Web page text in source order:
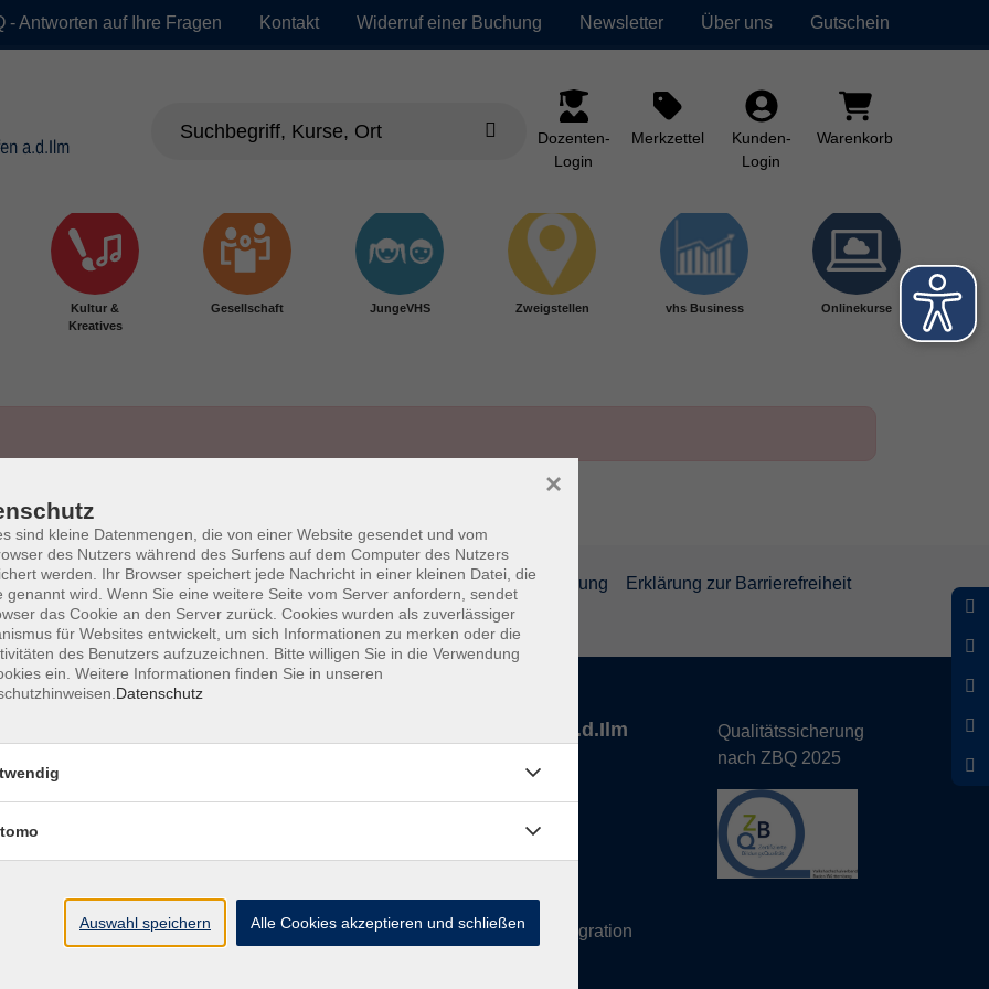
- Antworten auf Ihre Fragen Kontakt Widerruf einer Buchung Newsletter Über uns Gutschein
Dozenten-
Login
Merkzettel
Kunden-
Login
Warenkorb
Kultur &
Kreatives
Gesellschaft JungeVHS Zweigstellen vhs Business Onlinekurse
Geschäftsbedingungen AGB Datenschutzerklärung Widerrufsbelehrung Erklärung zur Barrierefreiheit
vhs Landkreis Pfaffenhofen a.d.Ilm
vhs@landratsamt-paf.de
Tel: 08441 27 4000- vhs Büro
Tel: 08441 27 4008- Deutsch/Integration
Qualitätssicherung
nach ZBQ 2025
sind kleine Datenmengen, die von einer Website gesendet und vom
des Nutzers während des Surfens auf dem Computer des Nutzers
werden. Ihr Browser speichert jede Nachricht in einer kleinen Datei, die
genannt wird. Wenn Sie eine weitere Seite vom Server anfordern, sendet
das Cookie an den Server zurück. Cookies wurden als zuverlässiger
für Websites entwickelt, um sich Informationen zu merken oder die
des Benutzers aufzuzeichnen. Bitte willigen Sie in die Verwendung
ein. Weitere Informationen finden Sie in unseren
Datenschutz
×
Auswahl speichern Alle Cookies akzeptieren und schließen